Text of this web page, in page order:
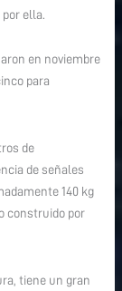
ella.
en noviembre
para
de
de señales
140 kg
construido por
tiene un gran